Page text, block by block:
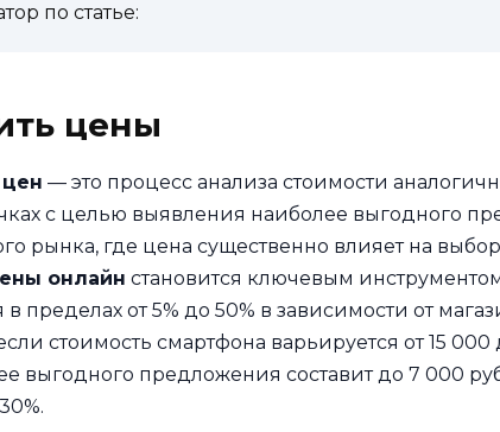
по статье:
цены
— это процесс анализа стоимости
с целью выявления наиболее выгодного
рынка, где цена существенно влияет на
онлайн становится ключевым
в пределах от 5% до 50% в зависимости от
стоимость смартфона варьируется от 15
выгодного предложения составит до 7 000